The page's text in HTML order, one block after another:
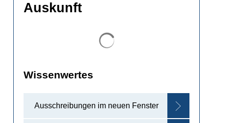
Auskunft
Wissenwertes
Ausschreibungen im neuen Fenster